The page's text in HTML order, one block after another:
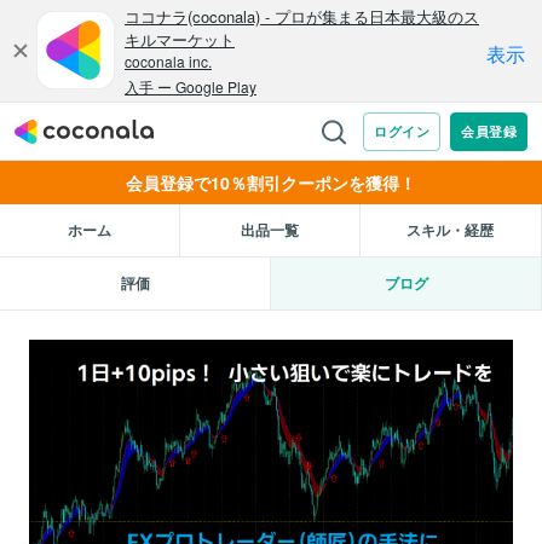
会員登録で10％割引クーポンを獲得！
ホーム 出品一覧 スキル・経歴
評価 ブログ